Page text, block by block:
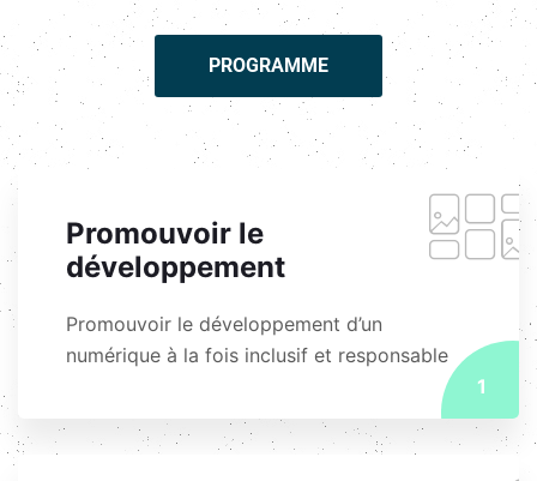
PROGRAMME
Promouvoir le
développement
Promouvoir le développement d’un
numérique à la fois inclusif et responsable
1